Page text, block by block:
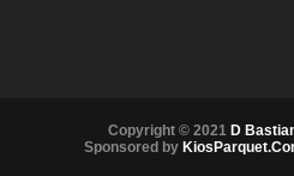
Copyright © 2021 D
Sponsored by